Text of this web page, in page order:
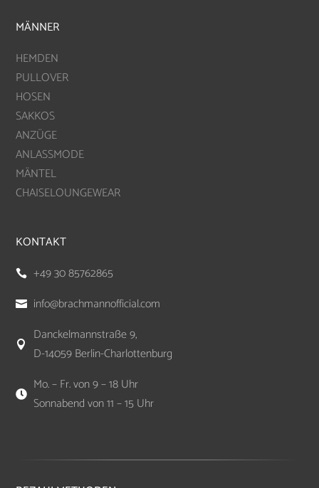
MÄNNER
HEMDEN
PULLOVER
HOSEN
SAKKOS
ANZÜGE
ANLASSMODE
MÄNTEL
CHAISELOUNGEWEAR
KONTAKT
 +49 30 85762865
 info@brachmannofficial.com

Danckelmannstraße 9,
D-14059 Berlin-Charlottenburg

Mo. – Fr. von 9 – 18 Uhr
Sonnabend von 11 – 15 Uhr